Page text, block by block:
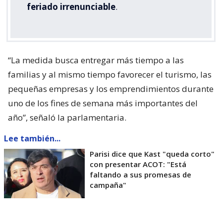
feriado irrenunciable.
“La medida busca entregar más tiempo a las
familias y al mismo tiempo favorecer el turismo, las
pequeñas empresas y los emprendimientos durante
uno de los fines de semana más importantes del
año”, señaló la parlamentaria.
Lee también...
Parisi dice que Kast "queda corto"
con presentar ACOT: "Está
faltando a sus promesas de
campaña"